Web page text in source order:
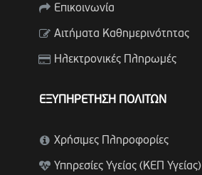
Επικοινωνία
Αιτήματα Καθημερινότητας
Ηλεκτρονικές Πληρωμές
ΕΞΥΠΗΡΕΤΗΣΗ ΠΟΛΙΤΩΝ
Χρήσιμες Πληροφορίες
Υπηρεσίες Υγείας (ΚΕΠ Υγείας)